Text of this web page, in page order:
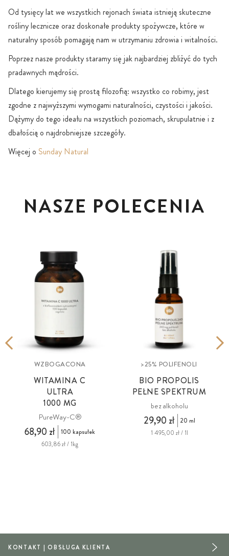
Od tysięcy lat we wszystkich rejonach świata istnieją skuteczne
rośliny lecznicze oraz doskonałe produkty spożywcze, które w
naturalny sposób pomagają nam w utrzymaniu zdrowia i witalności.
Poprzez nasze produkty staramy się jak najbardziej zbliżyć do tych
pradawnych mądrości.
Dlatego kierujemy się prostą filozofią: wszystko co robimy, jest
zgodne z najwyższymi wymogami naturalności, czystości i jakości.
Dążymy do tego ideału na wszystkich poziomach, skrupulatnie i z
dbałością o najdrobniejsze szczegóły.
Więcej o Sunday Natural
NASZE POLECENIA
WZBOGACONA
WITAMINA C
ULTRA
1000 MG
PureWay-C®
68,90 zł
100 kapsułek
603,86 zł / 1kg
>25% POLIFENOLI
BIO PROPOLIS
PEŁNE SPEKTRUM
bez alkoholu
29,90 zł
20 ml
1 495,00 zł / 1l
KONTAKT | OBSŁUGA KLIENTA